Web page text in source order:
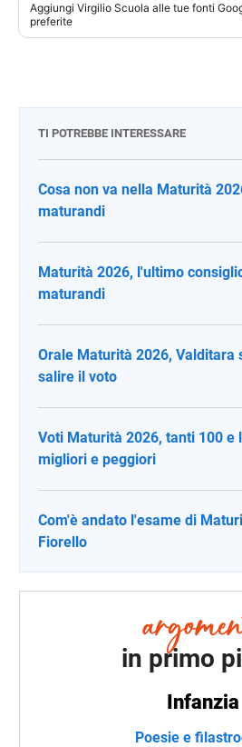
Aggiungi Virgilio Scuola alle tue fonti
preferite
TI POTREBBE INTERESSARE
Cosa non va nella Maturità
maturandi
Maturità 2026, l'ultimo
maturandi
Orale Maturità 2026, Valditara
salire il voto
Voti Maturità 2026, tanti 100 e
migliori e peggiori
Com'è andato l'esame di
Fiorello
in primo
Infanzia
Poesie e